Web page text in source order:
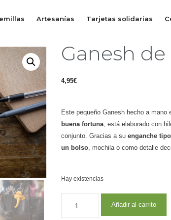
Artesanías Tarjetas solidarias
Ganesh
4,95€
Este pequeño Ganesh hecho a mano
buena fortuna , está elaborado con
conjunto. Gracias a su enganche
un bolso , mochila o como detalle
Hay existencias
Añadir al carrito